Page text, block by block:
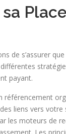
de s’assurer
payant.
référencement
liens vers
les moteurs de